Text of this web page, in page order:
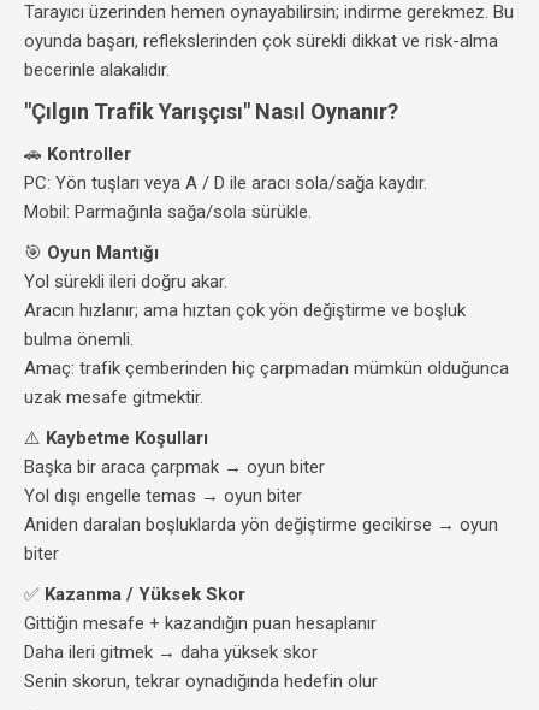
Tarayıcı üzerinden hemen oynayabilirsin; indirme gerekmez. Bu
oyunda başarı, reflekslerinden çok sürekli dikkat ve risk-alma
becerinle alakalıdır.
"Çılgın Trafik Yarışçısı" Nasıl Oynanır?
🚗 Kontroller
PC: Yön tuşları veya A / D ile aracı sola/sağa kaydır.
Mobil: Parmağınla sağa/sola sürükle.
🎯 Oyun Mantığı
Yol sürekli ileri doğru akar.
Aracın hızlanır; ama hıztan çok yön değiştirme ve boşluk
bulma önemli.
Amaç: trafik çemberinden hiç çarpmadan mümkün olduğunca
uzak mesafe gitmektir.
⚠️ Kaybetme Koşulları
Başka bir araca çarpmak → oyun biter
Yol dışı engelle temas → oyun biter
Aniden daralan boşluklarda yön değiştirme gecikirse → oyun
biter
✅ Kazanma / Yüksek Skor
Gittiğin mesafe + kazandığın puan hesaplanır
Daha ileri gitmek → daha yüksek skor
Senin skorun, tekrar oynadığında hedefin olur